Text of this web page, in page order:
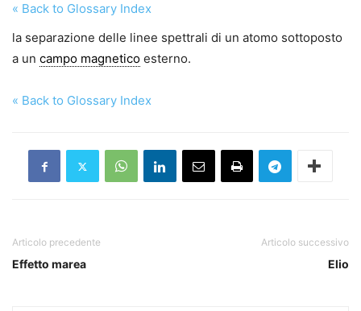
« Back to Glossary Index
la separazione delle linee spettrali di un atomo sottoposto
a un campo magnetico esterno.
« Back to Glossary Index
Articolo precedente
Effetto marea
Articolo successivo
Elio